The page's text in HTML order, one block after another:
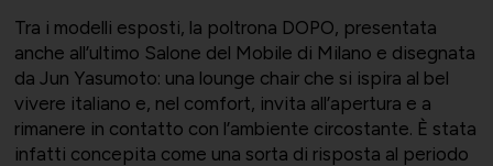
Tra i modelli esposti, la poltrona DOPO, presentata
anche all’ultimo Salone del Mobile di Milano e disegnata
da Jun Yasumoto: una lounge chair che si ispira al bel
vivere italiano e, nel comfort, invita all’apertura e a
rimanere in contatto con l’ambiente circostante. È stata
infatti concepita come una sorta di risposta al periodo
Certificazioni
UNIONALIMENTARI
Energia e sostenibilità